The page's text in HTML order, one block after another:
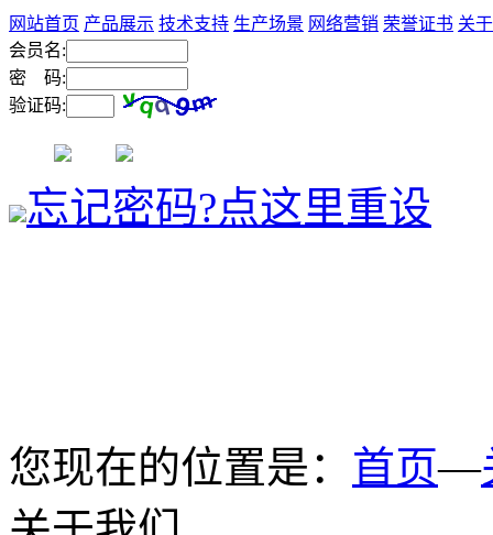
网站首页 产品展示 技术支持 生产场景 网络营销 荣誉证书 关
会员名:
密 码:
验证码:
忘记密码?点这里重设
您现在的位置是： 首页—